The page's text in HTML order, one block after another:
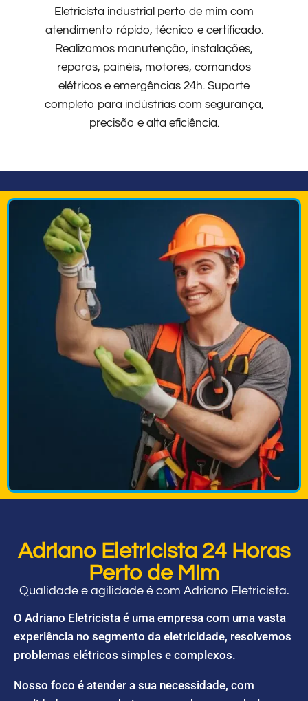
Eletricista industrial perto de mim com
atendimento rápido, técnico e certificado.
Realizamos manutenção, instalações,
reparos, painéis, motores, comandos
elétricos e emergências 24h. Suporte
completo para indústrias com segurança,
precisão e alta eficiência.
Adriano Eletricista 24 Horas
Perto de Mim
Qualidade e agilidade é com Adriano Eletricista.
O Adriano Eletricista é uma empresa com uma vasta
experiência no segmento da eletricidade, resolvemos
problemas elétricos simples e complexos.
Nosso foco é atender a sua necessidade, com